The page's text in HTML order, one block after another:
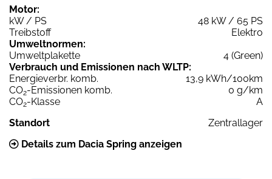
Motor:
kW / PS
48 kW / 65 PS
Treibstoff
Elektro
Umweltnormen:
Umweltplakette
4 (Green)
Verbrauch und Emissionen nach WLTP:
Energieverbr. komb.
13,9 kWh/100km
CO2-Emissionen komb.
0 g/km
CO2-Klasse
A
Standort
Zentrallager
Details zum Dacia Spring anzeigen